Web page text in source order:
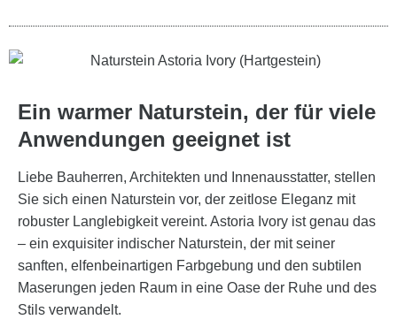
Ein warmer Naturstein, der für viele
Anwendungen geeignet ist
Liebe Bauherren, Architekten und Innenausstatter, stellen
Sie sich einen Naturstein vor, der zeitlose Eleganz mit
robuster Langlebigkeit vereint. Astoria Ivory ist genau das
– ein exquisiter indischer Naturstein, der mit seiner
sanften, elfenbeinartigen Farbgebung und den subtilen
Maserungen jeden Raum in eine Oase der Ruhe und des
Stils verwandelt.